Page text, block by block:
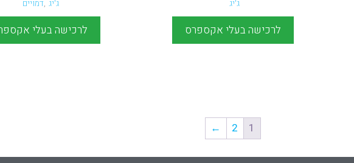
ג'יג
לרכישה בעלי אקספרס
ג'יג ,דמויים
לרכישה בעלי
1
2
←